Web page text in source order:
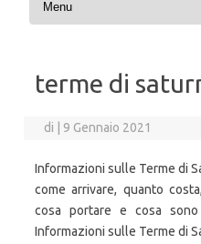
terme di
di 9 Gennaio 2021
Informazioni sulle Terme di
come arrivare, quanto
cosa portare e cosa sono
Informazioni sulle Terme di